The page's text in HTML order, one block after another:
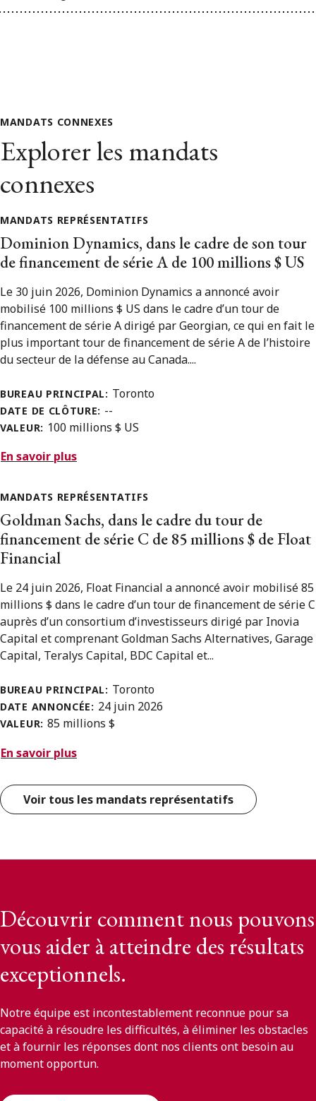
MANDATS CONNEXES
Explorer les mandats
connexes
MANDATS REPRÉSENTATIFS
Dominion Dynamics, dans le cadre de son tour
de financement de série A de 100 millions $ US
Le 30 juin 2026, Dominion Dynamics a annoncé avoir
mobilisé 100 millions $ US dans le cadre d’un tour de
financement de série A dirigé par Georgian, ce qui en fait le
plus important tour de financement de série A de l’histoire
du secteur de la défense au Canada....
BUREAU PRINCIPAL: Toronto
DATE DE CLÔTURE: --
VALEUR: 100 millions $ US
En savoir plus
MANDATS REPRÉSENTATIFS
Goldman Sachs, dans le cadre du tour de
financement de série C de 85 millions $ de Float
Financial
Le 24 juin 2026, Float Financial a annoncé avoir mobilisé 85
millions $ dans le cadre d’un tour de financement de série C
auprès d’un consortium d’investisseurs dirigé par Inovia
Capital et comprenant Goldman Sachs Alternatives, Garage
Capital, Teralys Capital, BDC Capital et...
BUREAU PRINCIPAL: Toronto
DATE ANNONCÉE: 24 juin 2026
VALEUR: 85 millions $
En savoir plus
Voir tous les mandats représentatifs
Découvrir comment nous pouvons
vous aider à atteindre des résultats
exceptionnels.
Notre équipe est incontestablement reconnue pour sa
capacité à résoudre les difficultés, à éliminer les obstacles
et à fournir les réponses dont nos clients ont besoin au
moment opportun.